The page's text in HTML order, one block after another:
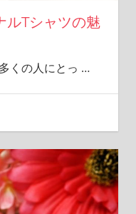
ルTシャツの魅
くの人にとっ …